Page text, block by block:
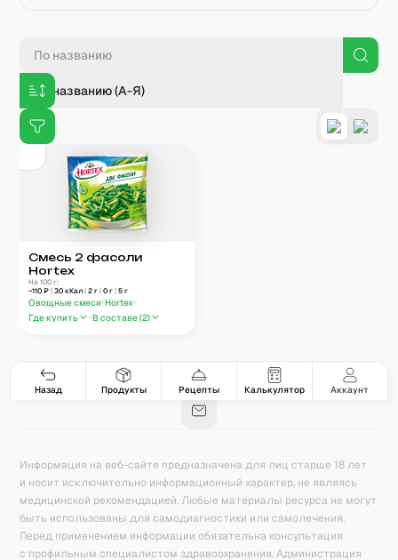
По названию (А-Я)
Смесь 2 фасоли
Hortex
На 100 г:
~110 ₽| 30 кКал| 2 г| 0 г| 5 г
Овощные смеси Hortex
Где купить
В составе (2)
Назад Продукты Рецепты Калькулятор Аккаунт
Гастро-сеты 8 Рецепты 171 Продукты 5078 42
База знаний Калькулятор калорий
Информация на веб-сайте предназначена для лиц старше 18 лет
и носит исключительно информационный характер, не являясь
медицинской рекомендацией. Любые материалы ресурса не могут
быть использованы для самодиагностики или самолечения.
Перед применением информации обязательна консультация
с профильным специалистом здравоохранения. Администрация